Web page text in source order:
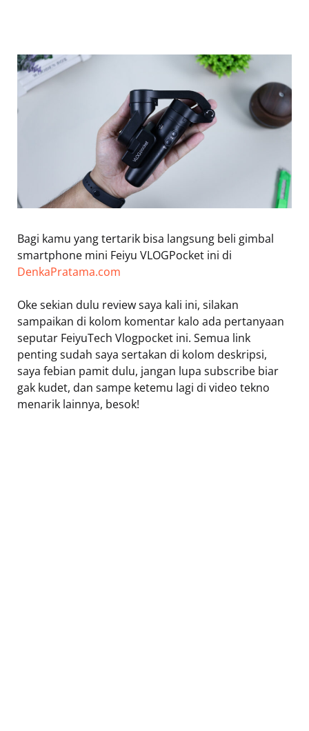
Bagi kamu yang tertarik bisa langsung beli gimbal
smartphone mini Feiyu VLOGPocket ini di
DenkaPratama.com
Oke sekian dulu review saya kali ini, silakan
sampaikan di kolom komentar kalo ada pertanyaan
seputar FeiyuTech Vlogpocket ini. Semua link
penting sudah saya sertakan di kolom deskripsi,
saya febian pamit dulu, jangan lupa subscribe biar
gak kudet, dan sampe ketemu lagi di video tekno
menarik lainnya, besok!